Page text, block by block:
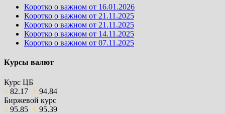
Коротко о важном от 16.01.2026
Коротко о важном от 21.11.2025
Коротко о важном от 21.11.2025
Коротко о важном от 14.11.2025
Коротко о важном от 07.11.2025
Курсы валют
Курс ЦБ
$ 82.17 € 94.84
Биржевой курс
$ 95.85 € 95.39